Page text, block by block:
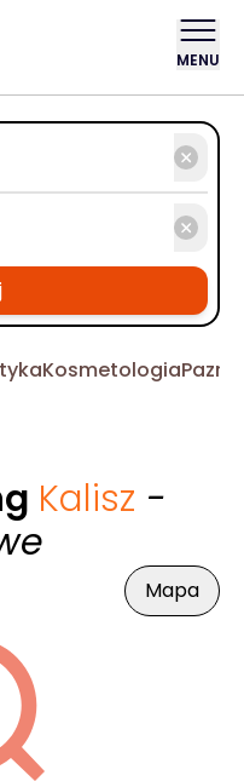
MENU
Kosmetologia
Kalisz -
Mapa